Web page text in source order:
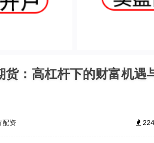
货：高杠杆下的财富机遇
配资 224